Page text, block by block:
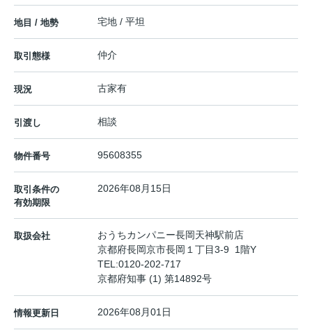
地目 / 地勢 宅地 / 平坦
取引態様 仲介
現況 古家有
引渡し 相談
物件番号 95608355
取引条件の
有効期限
2026年08月15日
取扱会社
おうちカンパニー長岡天神駅前店
京都府長岡京市長岡１丁目3-9 1階Y
TEL:0120-202-717
京都府知事 (1) 第14892号
情報更新日 2026年08月01日